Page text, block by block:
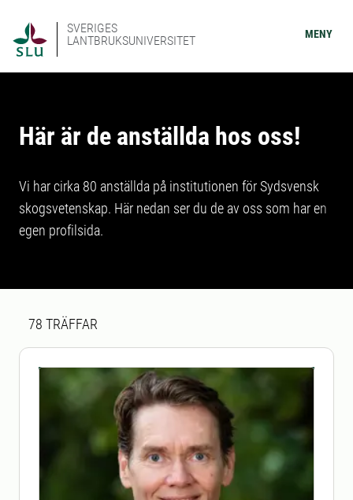
SVERIGES
LANTBRUKSUNIVERSITET
MENY
Här är de anställda hos oss!
Vi har cirka 80 anställda på institutionen för Sydsvensk
skogsvetenskap. Här nedan ser du de av oss som har en
egen profilsida.
Sökresultat
78 TRÄFFAR